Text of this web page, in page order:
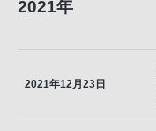
2021年
2021年12月23日